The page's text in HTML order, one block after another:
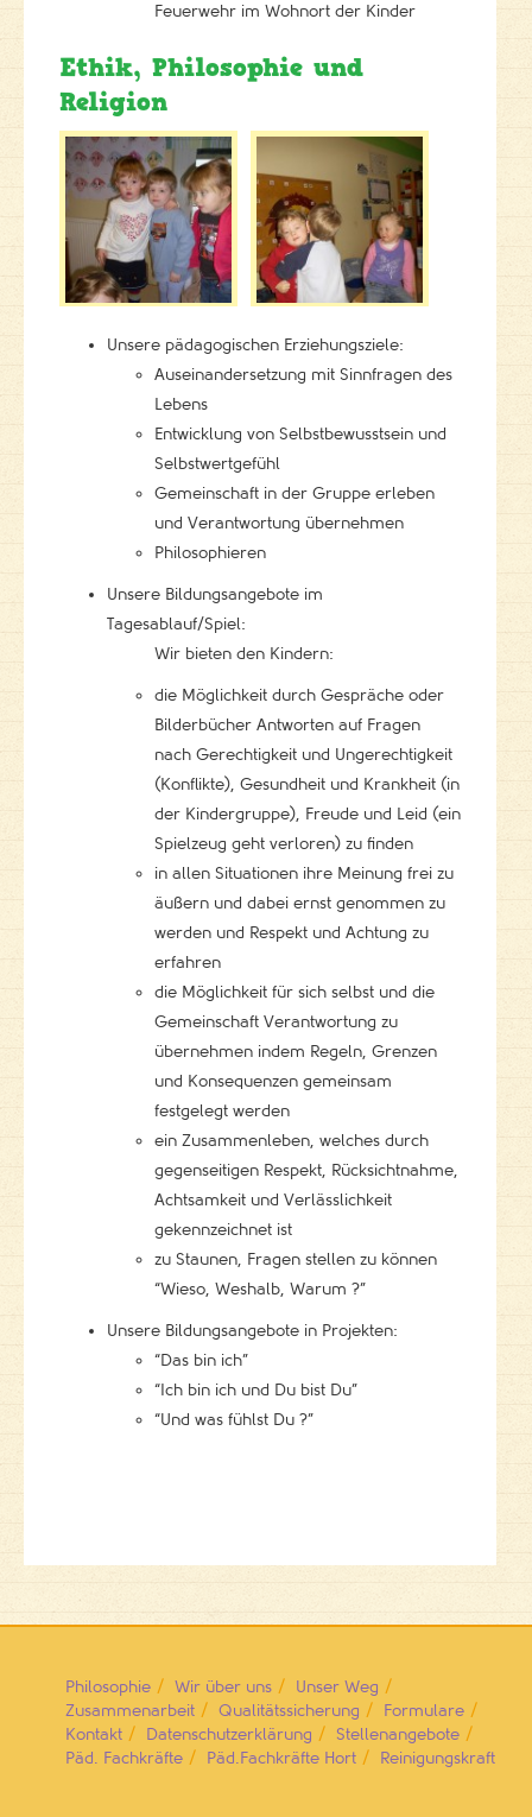
Feuerwehr im Wohnort der Kinder
Ethik, Philosophie und
Religion
Unsere pädagogischen Erziehungsziele:
Auseinandersetzung mit Sinnfragen des
Lebens
Entwicklung von Selbstbewusstsein und
Selbstwertgefühl
Gemeinschaft in der Gruppe erleben
und Verantwortung übernehmen
Philosophieren
Unsere Bildungsangebote im
Tagesablauf/Spiel:
Wir bieten den Kindern:
die Möglichkeit durch Gespräche oder
Bilderbücher Antworten auf Fragen
nach Gerechtigkeit und Ungerechtigkeit
(Konflikte), Gesundheit und Krankheit (in
der Kindergruppe), Freude und Leid (ein
Spielzeug geht verloren) zu finden
in allen Situationen ihre Meinung frei zu
äußern und dabei ernst genommen zu
werden und Respekt und Achtung zu
erfahren
die Möglichkeit für sich selbst und die
Gemeinschaft Verantwortung zu
übernehmen indem Regeln, Grenzen
und Konsequenzen gemeinsam
festgelegt werden
ein Zusammenleben, welches durch
gegenseitigen Respekt, Rücksichtnahme,
Achtsamkeit und Verlässlichkeit
gekennzeichnet ist
zu Staunen, Fragen stellen zu können
“Wieso, Weshalb, Warum ?”
Unsere Bildungsangebote in Projekten:
“Das bin ich”
“Ich bin ich und Du bist Du”
“Und was fühlst Du ?”
Philosophie Wir über uns
Unser Weg
Zusammenarbeit
Qualitätssicherung
Formulare
Kontakt
Datenschutzerklärung
Stellenangebote
Päd. Fachkräfte
Päd.Fachkräfte Hort Reinigungskraft